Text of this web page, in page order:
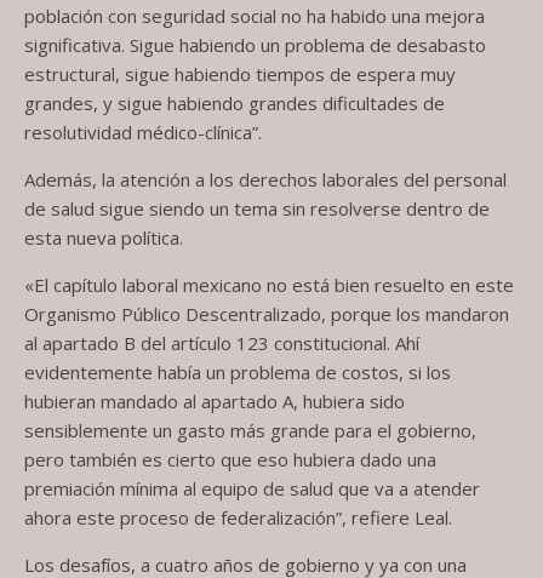
población con seguridad social no ha habido una mejora
significativa. Sigue habiendo un problema de desabasto
estructural, sigue habiendo tiempos de espera muy
grandes, y sigue habiendo grandes dificultades de
resolutividad médico-clínica”.
Además, la atención a los derechos laborales del personal
de salud sigue siendo un tema sin resolverse dentro de
esta nueva política.
«El capítulo laboral mexicano no está bien resuelto en este
Organismo Público Descentralizado, porque los mandaron
al apartado B del artículo 123 constitucional. Ahí
evidentemente había un problema de costos, si los
hubieran mandado al apartado A, hubiera sido
sensiblemente un gasto más grande para el gobierno,
pero también es cierto que eso hubiera dado una
premiación mínima al equipo de salud que va a atender
ahora este proceso de federalización”, refiere Leal.
Los desafíos, a cuatro años de gobierno y ya con una